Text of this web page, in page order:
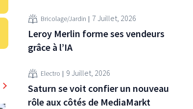
Bricolage/Jardin 7 Juillet, 2026
Leroy Merlin forme ses vendeurs
grâce à l’IA
Electro 9 Juillet, 2026
Saturn se voit confier un nouveau
rôle aux côtés de MediaMarkt